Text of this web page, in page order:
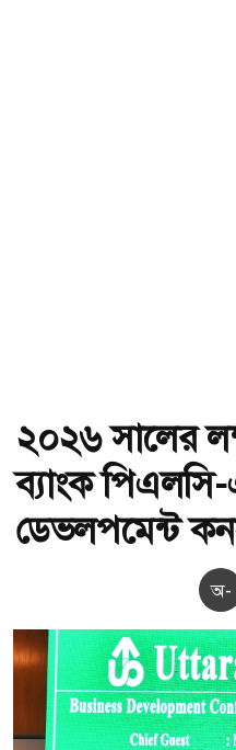
২০২৬ সালের
ব্যাংক
ডেভলপমেন্ট
অ-